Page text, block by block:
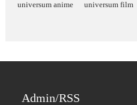
universum anime universum film
Admin/RSS